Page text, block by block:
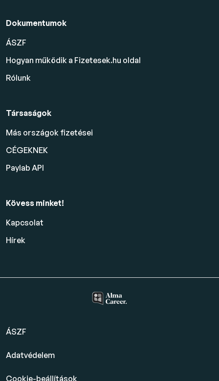
Dokumentumok
ÁSZF
Hogyan működik a Fizetesek.hu oldal
Rólunk
Társaságok
Más országok fizetései
CÉGEKNEK
Paylab API
Kövess minket!
Kapcsolat
Hírek
ÁSZF
Adatvédelem
Cookie-beállítások